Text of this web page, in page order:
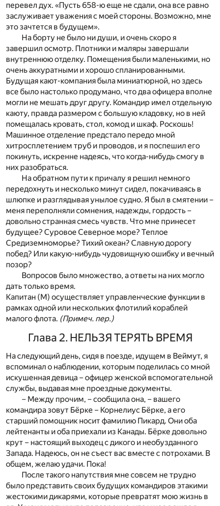
перевел дух. «Пусть 658-ю еще не сдали, она все равно
заслуживает уважения с моей стороны. Возможно, мне
это зачтется в будущем».
На борту не было ни души, и очень скоро я
завершил осмотр. Плотники и маляры завершали
внутреннюю отделку. Помещения были маленькими, но
очень аккуратными и хорошо спланированными.
Будущая кают-компания была миниатюрной, но здесь
все было настолько продумано, что два офицера вполне
могли не мешать друг другу. Командир имел отдельную
каюту, правда размером с большую кладовку, но в ней
помещалась кровать, стол, комод и шкаф. Роскошь!
Машинное отделение предстало передо мной
хитросплетением труб и проводов, и я поспешил его
покинуть, искренне надеясь, что когда-нибудь смогу в
них разобраться.
На обратном пути к причалу я решил немного
передохнуть и несколько минут сидел, покачиваясь в
шлюпке и разглядывая унылое судно. Я был в смятении –
меня переполняли сомнения, надежды, гордость –
довольно странная смесь чувств. Что мне принесет
будущее? Суровое Северное море? Теплое
Средиземноморье? Тихий океан? Славную дорогу
побед? Или какую-нибудь чудовищную ошибку и вечный
позор?
Вопросов было множество, а ответы на них могло
дать только время.
Капитан (М) осуществляет управленческие функции в
рамках одной или нескольких флотилий кораблей
малого флота. (Примеч. пер.)
Глава 2. НЕЛЬЗЯ ТЕРЯТЬ ВРЕМЯ
На следующий день, сидя в поезде, идущем в Веймут, я
вспоминал о наблюдении, которым поделилась со мной
искушенная девица – офицер женской вспомогательной
службы, выдавая мне проездные документы.
– Между прочим, – сообщила она, – вашего
командира зовут Бёрке – Корнелиус Бёрке, а его
старший помощник носит фамилию Пикард. Они оба
лейтенанты и оба приехали из Канады. Бёрке довольно
крут – настоящий выходец с дикого и необузданного
Запада. Надеюсь, он не съест вас вместе с потрохами. В
общем, желаю удачи. Пока!
После такого напутствия мне совсем не трудно
было представить своих будущих командиров этакими
жестокими дикарями, которые превратят мою жизнь в